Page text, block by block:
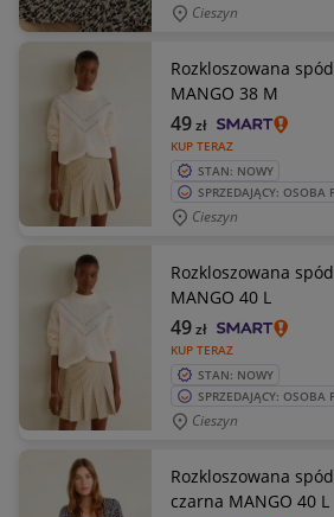
Cieszyn
Rozkloszowana
MANGO 38 M
KUP TERAZ
49zł
STAN: NOWY
SPRZEDAJĄCY: OSOBA
Cieszyn
Rozkloszowana
MANGO 40 L
KUP TERAZ
49zł
STAN: NOWY
SPRZEDAJĄCY: OSOBA
Cieszyn
Rozkloszowana
czarna MANGO 40 L